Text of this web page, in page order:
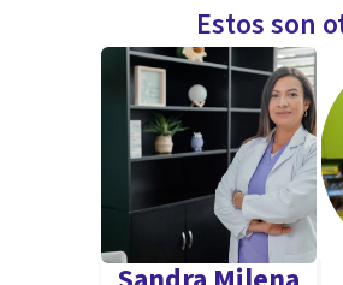
pareja, te invito a reservar
Estos son